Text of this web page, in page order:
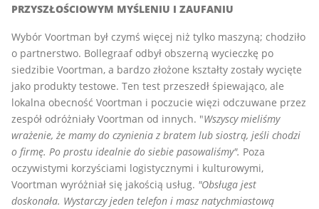
PRZYSZŁOŚCIOWYM MYŚLENIU I ZAUFANIU
Wybór Voortman był czymś więcej niż tylko maszyną; chodziło
o partnerstwo. Bollegraaf odbył obszerną wycieczkę po
siedzibie Voortman, a bardzo złożone kształty zostały wycięte
jako produkty testowe. Ten test przeszedł śpiewająco, ale
lokalna obecność Voortman i poczucie więzi odczuwane przez
zespół odróżniały Voortman od innych. "Wszyscy mieliśmy
wrażenie, że mamy do czynienia z bratem lub siostrą, jeśli chodzi
o firmę. Po prostu idealnie do siebie pasowaliśmy". Poza
oczywistymi korzyściami logistycznymi i kulturowymi,
Voortman wyróżniał się jakością usług. "Obsługa jest
doskonała. Wystarczy jeden telefon i masz natychmiastową